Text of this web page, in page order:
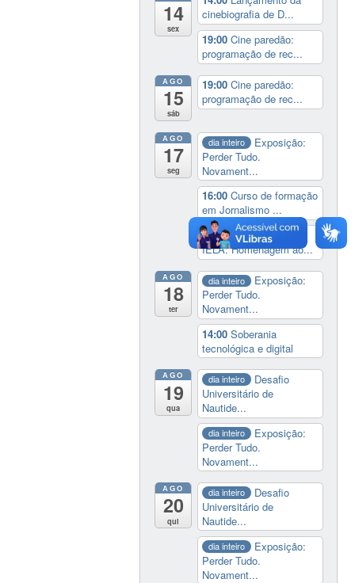
14
sex
cinebiografia de D...
19:00Cine paredão:
programação de rec...
AGO
15
sáb
19:00Cine paredão:
programação de rec...
AGO
17
seg
dia inteiro
Exposição:
Perder Tudo.
Novament...
16:00Curso de formação
em Jornalismo ...
19:00 Aula Magna do
IELA: Homenagem ao...
AGO
18
ter
dia inteiro
Exposição:
Perder Tudo.
Novament...
14:00Soberania
tecnológica e digital
AGO
19
qua
dia inteiro
Desafio
Universitário de
Nautide...
dia inteiro
Exposição:
Perder Tudo.
Novament...
AGO
20
qui
dia inteiro
Desafio
Universitário de
Nautide...
dia inteiro
Exposição:
Perder Tudo.
Novament...